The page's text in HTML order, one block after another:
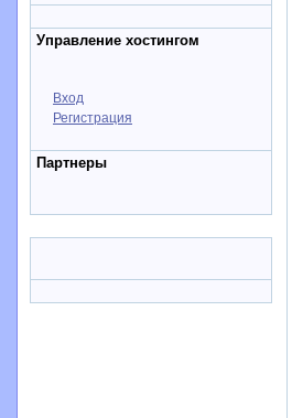
Управление хостингом
Вход
Регистрация
Партнеры